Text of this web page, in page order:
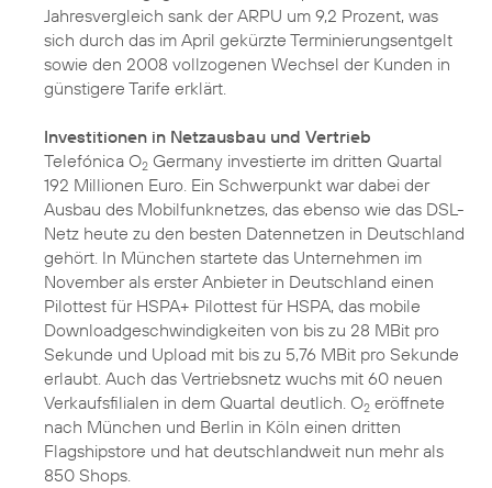
Jahresvergleich sank der ARPU um 9,2 Prozent, was
sich durch das im April gekürzte Terminierungsentgelt
sowie den 2008 vollzogenen Wechsel der Kunden in
günstigere Tarife erklärt.
Investitionen in Netzausbau und Vertrieb
Telefónica O2 Germany investierte im dritten Quartal
192 Millionen Euro. Ein Schwerpunkt war dabei der
Ausbau des Mobilfunknetzes, das ebenso wie das DSL-
Netz heute zu den besten Datennetzen in Deutschland
gehört. In München startete das Unternehmen im
November als erster Anbieter in Deutschland einen
Pilottest für HSPA+ Pilottest für HSPA, das mobile
Downloadgeschwindigkeiten von bis zu 28 MBit pro
Sekunde und Upload mit bis zu 5,76 MBit pro Sekunde
erlaubt. Auch das Vertriebsnetz wuchs mit 60 neuen
Verkaufsfilialen in dem Quartal deutlich. O2 eröffnete
nach München und Berlin in Köln einen dritten
Flagshipstore und hat deutschlandweit nun mehr als
850 Shops.